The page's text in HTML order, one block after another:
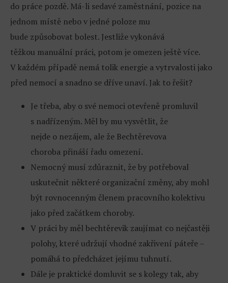
do práce pozdě. Má-li sedavé zaměstnání, pozice na
jednom místě nebo v jedné poloze mu
bude způsobovat bolest. Jestliže vykonává
těžkou manuální práci, potom je omezen ještě více.
V každém případě nemá tolik energie a vytrvalosti jako
před nemocí a snadno se dříve unaví. Jak to řešit?
Je třeba, aby o své nemoci otevřeně promluvil
s nadřízeným. Měl by mu vysvětlit, že
nejde o nezájem, ale že Bechtěrevova
choroba přináší řadu omezení.
Nemocný musí zdůraznit, že by potřeboval
uskutečnit některé organizační změny, aby mohl
být rovnocenným členem pracovního kolektivu
jako před začátkem choroby.
V práci by měl bechtěrevik zaujímat co nejčastěji
polohy, které udržují vhodné zakřivení páteře –
pomáhá to předcházet jejímu tuhnutí.
Dále je praktické domluvit se s kolegy tak, aby